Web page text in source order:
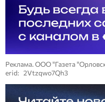
Реклама. ООО "Газета
erid: 2Vtzqwo7Qh3